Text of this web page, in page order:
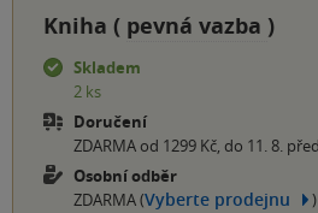
Kniha ( pevná vazba )
Skladem
2 ks
Doručení
ZDARMA od 1299 Kč, do 11. 8.
Osobní odběr
ZDARMA (Vyberte prodejnu )